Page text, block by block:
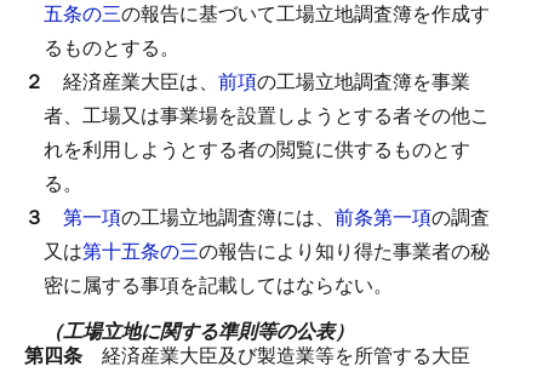
五条の三の報告に基づいて工場立地調査簿を作成す
るものとする。
２ 経済産業大臣は、 前項の工場立地調査簿を事業
者、工場又は事業場を設置しようとする者その他こ
れを利用しようとする者の閲覧に供するものとす
る。
３ 第一項の工場立地調査簿には、 前条第一項の調査
又は第十五条の三の報告により知り得た事業者の秘
密に属する事項を記載してはならない。
（工場立地に関する準則等の公表）
第四条 経済産業大臣及び製造業等を所管する大臣